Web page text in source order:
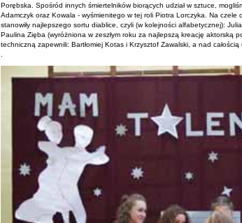
Porębska. Spośród innych śmiertelników biorących udział w sztuce,
Adamczyk oraz Kowala - wyśmienitego w tej roli Piotra Lorczyka. Na
stanowiły najlepszego sortu diablice, czyli (w kolejności alfabetycznej):
Paulina Zięba (wyróżniona w zeszłym roku za najlepszą kreację aktorską
techniczną zapewnili: Bartłomiej Kotas i Krzysztof Zawalski, a nad